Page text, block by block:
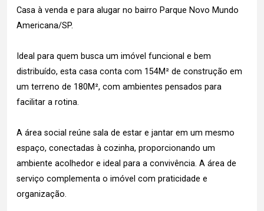
Casa à venda e para alugar no bairro Parque Novo Mundo
Americana/SP.
Ideal para quem busca um imóvel funcional e bem
distribuído, esta casa conta com 154M² de construção em
um terreno de 180M², com ambientes pensados para
facilitar a rotina.
A área social reúne sala de estar e jantar em um mesmo
espaço, conectadas à cozinha, proporcionando um
ambiente acolhedor e ideal para a convivência. A área de
serviço complementa o imóvel com praticidade e
organização.